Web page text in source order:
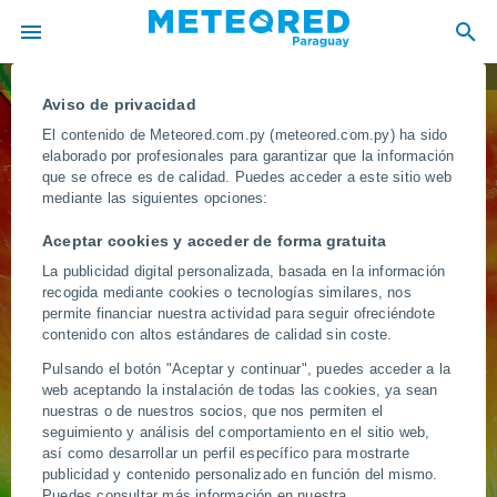
Aviso de privacidad
El contenido de Meteored.com.py (meteored.com.py) ha sido
elaborado por profesionales para garantizar que la información
que se ofrece es de calidad. Puedes acceder a este sitio web
mediante las siguientes opciones:
Aceptar cookies y acceder de forma gratuita
La publicidad digital personalizada, basada en la información
recogida mediante cookies o tecnologías similares, nos
permite financiar nuestra actividad para seguir ofreciéndote
contenido con altos estándares de calidad sin coste.
Pulsando el botón "Aceptar y continuar", puedes acceder a la
web aceptando la instalación de todas las cookies, ya sean
nuestras o de nuestros socios, que nos permiten el
seguimiento y análisis del comportamiento en el sitio web,
así como desarrollar un perfil específico para mostrarte
publicidad y contenido personalizado en función del mismo.